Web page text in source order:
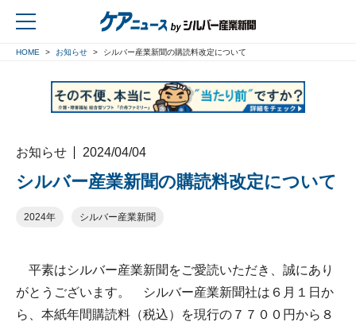
HOME お知らせ シルバー産業新聞の購読料改定について
お知らせ 2024/04/04
シルバー産業新聞の購読料改定について
2024年 シルバー産業新聞
平素はシルバー産業新聞をご愛読いただき、誠にあり
がとうございます。 シルバー産業新聞社は６月１日か
ら、本紙年間購読料（税込）を現行の７７００円から８